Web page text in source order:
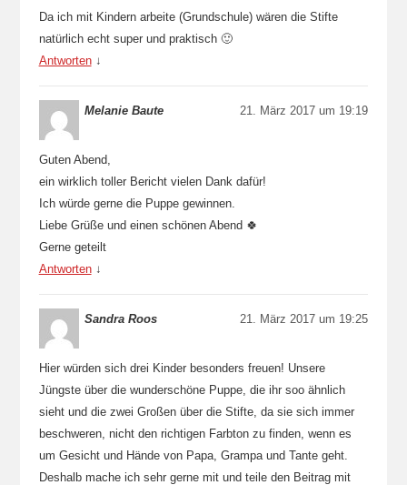
Da ich mit Kindern arbeite (Grundschule) wären die Stifte
natürlich echt super und praktisch 🙂
Antworten ↓
Melanie Baute 21. März 2017 um 19:19
Guten Abend,
ein wirklich toller Bericht vielen Dank dafür!
Ich würde gerne die Puppe gewinnen.
Liebe Grüße und einen schönen Abend 🍀
Gerne geteilt
Antworten ↓
Sandra Roos 21. März 2017 um 19:25
Hier würden sich drei Kinder besonders freuen! Unsere
Jüngste über die wunderschöne Puppe, die ihr soo ähnlich
sieht und die zwei Großen über die Stifte, da sie sich immer
beschweren, nicht den richtigen Farbton zu finden, wenn es
um Gesicht und Hände von Papa, Grampa und Tante geht.
Deshalb mache ich sehr gerne mit und teile den Beitrag mit